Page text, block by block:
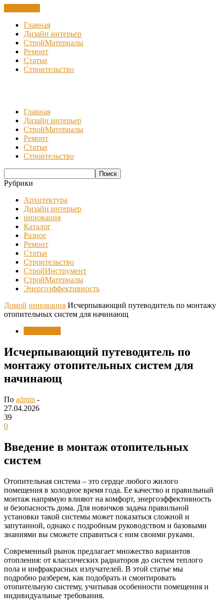
Главная
Дизайн интерьер
СтройМатериалы
Ремонт
Статьи
Строительство
Главная
Дизайн интерьер
СтройМатериалы
Ремонт
Статьи
Строительство
Рубрики
Архитектура
Дизайн интерьер
инновация
Каталог
Разное
Ремонт
Статьи
Строительство
СтройИнструмент
СтройМатериалы
Энергоэффективность
Домой инновация Исчерпывающий путеводитель по монтажу
отопительных систем для начинающ
Исчерпывающий путеводитель по
монтажу отопительных систем для
начинающ
По admin -
27.04.2026
39
0
Введение в монтаж отопительных
систем
Отопительная система – это сердце любого жилого
помещения в холодное время года. Ее качество и правильный
монтаж напрямую влияют на комфорт, энергоэффективность
и безопасность дома. Для новичков задача правильной
установки такой системы может показаться сложной и
запутанной, однако с подробным руководством и базовыми
знаниями вы сможете справиться с ним своими руками.
Современный рынок предлагает множество вариантов
отопления: от классических радиаторов до систем теплого
пола и инфракрасных излучателей. В этой статье мы
подробно разберем, как подобрать и смонтировать
отопительную систему, учитывая особенности помещения и
индивидуальные требования.